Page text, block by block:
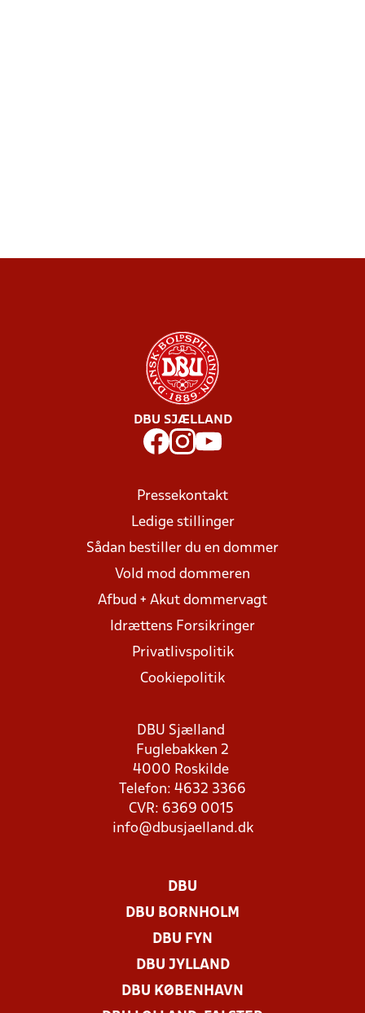
DBU SJÆLLAND
Pressekontakt
Ledige stillinger
Sådan bestiller du en dommer
Vold mod dommeren
Afbud + Akut dommervagt
Idrættens Forsikringer
Privatlivspolitik
Cookiepolitik
DBU Sjælland
Fuglebakken 2
4000 Roskilde
Telefon: 4632 3366
CVR: 6369 0015
info@dbusjaelland.dk
DBU
DBU BORNHOLM
DBU FYN
DBU JYLLAND
DBU KØBENHAVN